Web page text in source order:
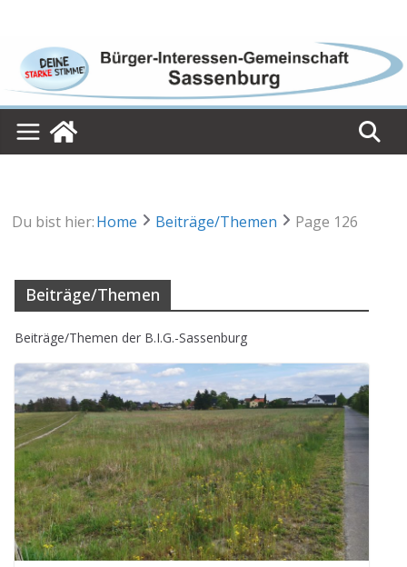
content
Du bist hier:Home Beiträge/Themen Page 126
Beiträge/Themen
Beiträge/Themen der B.I.G.-Sassenburg